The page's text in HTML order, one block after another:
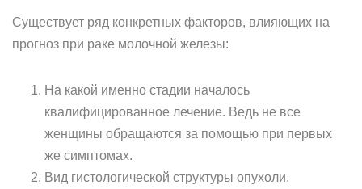
Существует ряд конкретных факторов, влияющих на
прогноз при раке молочной железы:
На какой именно стадии началось
квалифицированное лечение. Ведь не все
женщины обращаются за помощью при первых
же симптомах.
Вид гистологической структуры опухоли.